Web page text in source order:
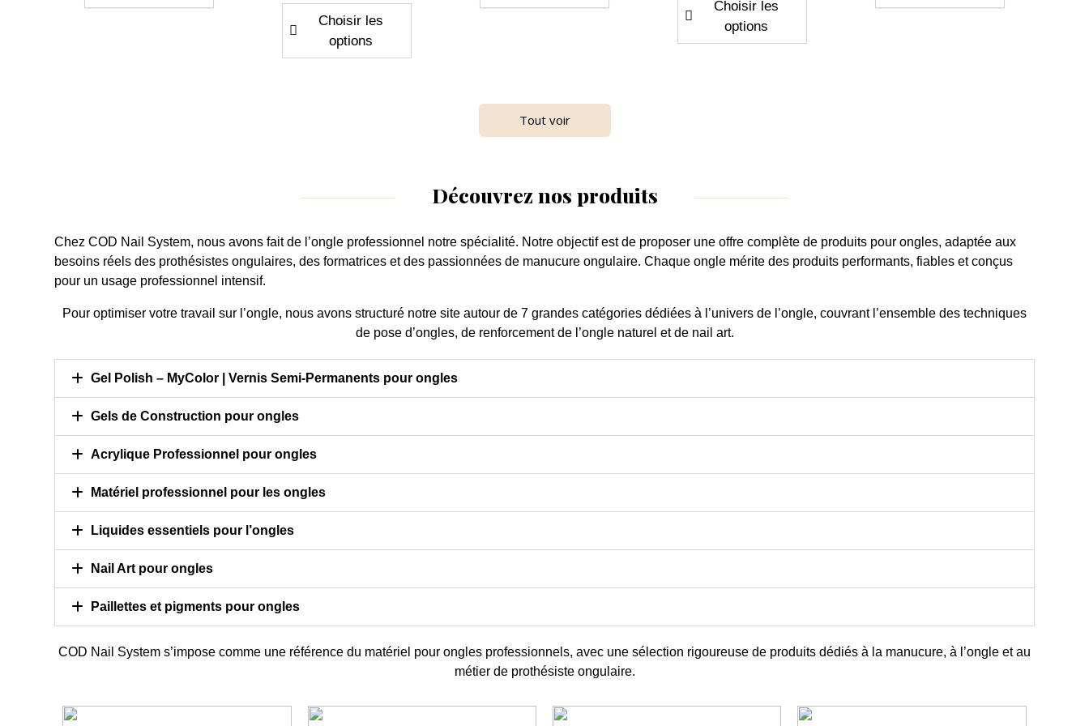
Choisir les
options
Choisir les
options
 Aperçu rapide
Chablons Easyform
17,90 €TTC
Ajouter au panier
1,96 € - 16,20 € TTC
Choisir les
Prix
0,00 € - 13,75 €TTC
0,00 € - 11,46 € HT
Choisir les
Tout voir
Découvrez nos produits
ChezCOD Nail System, nous avons fait de l’ongle professionnel notre spécialité. Notre objectif est de proposer uneoffre complète de produits pour ongles, adaptée aux
besoins réels des prothésistes ongulaires, des formatrices et des passionnées de manucure ongulaire. Chaqueongle mérite des produits performants, fiables et conçus
pour un usage professionnel intensif.
Pour optimiser votre travail sur l’ongle, nous avons structuré notre site autour de 7 grandes catégories dédiées à l’univers de l’ongle, couvrant l’ensemble des techniques
de pose d’ongles, de renforcement de l’ongle naturel et de nail art.
Gel Polish – MyColor | Vernis Semi-Permanents pour ongles
Gels de Construction pour ongles
Acrylique Professionnel pour ongles
Matériel professionnel pour les ongles
Liquides essentiels pour l’ongles
Nail Art pour ongles
Paillettes et pigments pour ongles
COD Nail System s’impose comme une référence du matériel pour ongles professionnels, avec une sélection rigoureuse de produits dédiés à la manucure, à l’ongle et au
métier de prothésiste ongulaire.